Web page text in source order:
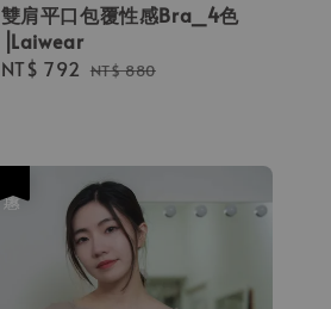
雙肩平口包覆性感Bra_4色
⎟Laiwear
Sale
NT$ 792 Regular
NT$ 880